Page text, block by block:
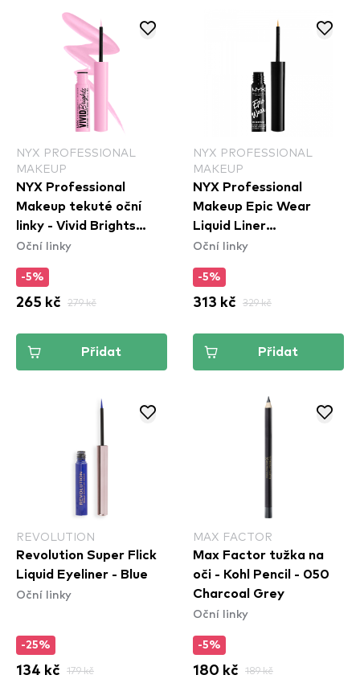
NYX PROFESSIONAL
MAKEUP
NYX Professional
Makeup tekuté oční
linky - Vivid Brights
Colored Liquid Eyeliner
Oční linky
-5%
265 kč 279 kč
Přidat
NYX PROFESSIONAL
MAKEUP
NYX Professional
Makeup Epic Wear
Liquid Liner
Waterproof - Yellow
Oční linky
-5%
313 kč 329 kč
Přidat
REVOLUTION
Revolution Super Flick
Liquid Eyeliner - Blue
Oční linky
-25%
134 kč 179 kč
MAX FACTOR
Max Factor tužka na
oči - Kohl Pencil - 050
Charcoal Grey
Oční linky
-5%
180 kč 189 kč